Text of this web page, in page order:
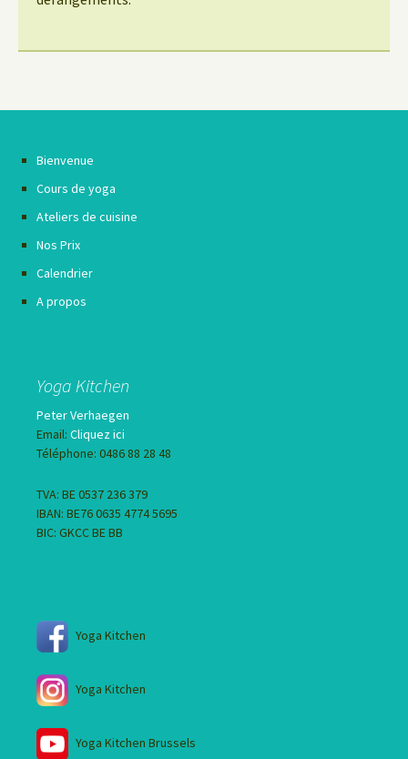
Bienvenue
Cours de yoga
Ateliers de cuisine
Nos Prix
Calendrier
A propos
Yoga Kitchen
Peter Verhaegen
Email: Cliquez ici
Téléphone: 0486 88 28 48
TVA: BE 0537 236 379
IBAN: BE76 0635 4774 5695
BIC: GKCC BE BB
Yoga Kitchen
Yoga Kitchen
Yoga Kitchen Brussels